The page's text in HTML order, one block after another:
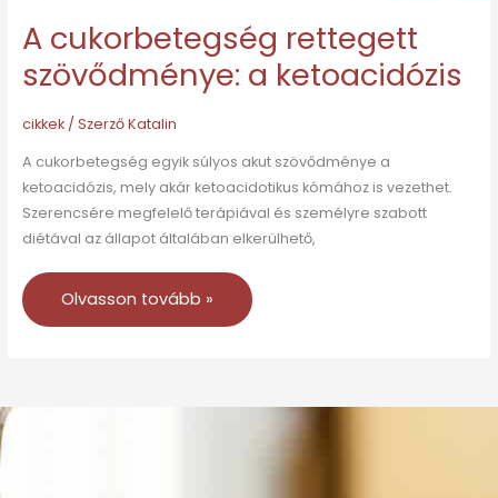
A cukorbetegség rettegett
szövődménye: a ketoacidózis
cikkek/ SzerzőKatalin
A cukorbetegség egyik súlyos akut szövődménye a
ketoacidózis, mely akár ketoacidotikus kómához is vezethet.
Szerencsére megfelelő terápiával és személyre szabott
diétával az állapot általában elkerülhető,
Olvasson tovább »